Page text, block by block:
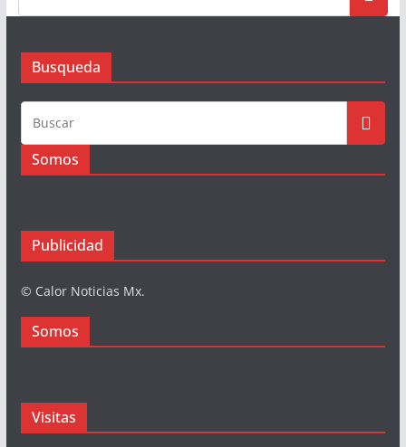
Busqueda
Somos
Publicidad
© Calor Noticias Mx.
Somos
Visitas